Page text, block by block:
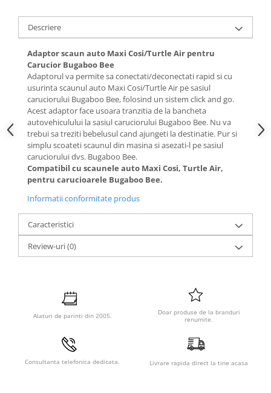
Descriere
Adaptor scaun auto Maxi Cosi/Turtle Air pentru
Carucior Bugaboo Bee
Adaptorul va permite sa conectati/deconectati rapid si cu
usurinta scaunul auto Maxi Cosi/Turtle Air pe sasiul
caruciorului Bugaboo Bee, folosind un sistem click and go.
Acest adaptor face usoara tranzitia de la bancheta
autovehiculului la sasiul caruciorului Bugaboo Bee. Nu va
trebui sa treziti bebelusul cand ajungeti la destinatie. Pur si
simplu scoateti scaunul din masina si asezati-l pe sasiul
caruciorului dvs. Bugaboo Bee.
Compatibil cu scaunele auto Maxi Cosi, Turtle Air,
pentru carucioarele Bugaboo Bee.
Informatii conformitate produs
Caracteristici
Review-uri(0)
Alaturi de parinti din 2005.
Doar produse de la branduri
renumite.
Consultanta telefonica dedicata. Livrare rapida direct la tine acasa